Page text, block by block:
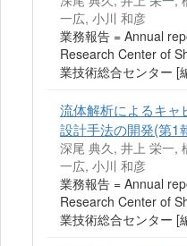
一広, 小川 和彦
業務報告 = Annual
Research Center of
業技術総合センター
流体解析によるキャ
設計手法の開発(第1
深尾 典久, 井上 栄一,
一広, 小川 和彦
業務報告 = Annual
Research Center of
業技術総合センター